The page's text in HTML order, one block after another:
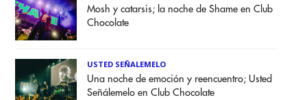
Mosh y catarsis; la noche de Shame en Club
Chocolate
USTED SEÑALEMELO
Una noche de emoción y reencuentro; Usted
Señálemelo en Club Chocolate